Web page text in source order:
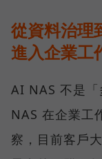
從資料治理
進入企業工
AI NAS 不是
NAS 在企業工
察，目前客戶